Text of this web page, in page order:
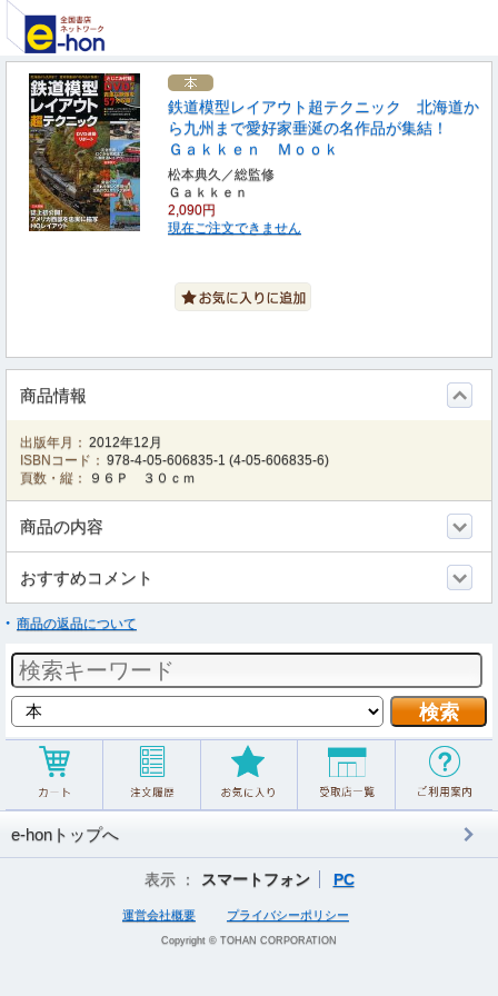
鉄道模型レイアウト超テクニック 北海道か
ら九州まで愛好家垂涎の名作品が集結！
Ｇａｋｋｅｎ Ｍｏｏｋ
松本典久／総監修
Ｇａｋｋｅｎ
2,090円
現在ご注文できません
商品情報
出版年月： 2012年12月
ISBNコード： 978-4-05-606835-1 (4-05-606835-6)
頁数・縦：
９６Ｐ ３０ｃｍ
商品の内容
おすすめコメント
商品の返品について
e-honトップへ
表示 ： スマートフォン PC
運営会社概要 プライバシーポリシー
Copyright © TOHAN CORPORATION